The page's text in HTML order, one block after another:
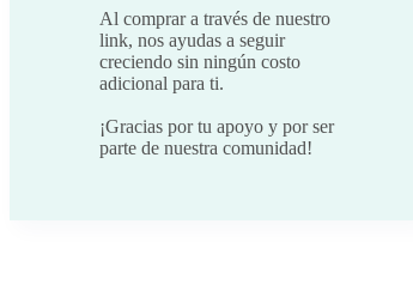
Al comprar a través de nuestro
link, nos ayudas a seguir
creciendo sin ningún costo
adicional para ti.
¡Gracias por tu apoyo y por ser
parte de nuestra comunidad!